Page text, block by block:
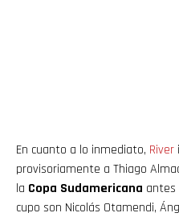
En cuanto a lo inmediato, River
provisoriamente a Thiago
la Copa Sudamericana antes
cupo son Nicolás Otamendi,